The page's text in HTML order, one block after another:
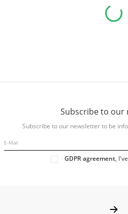
Subscribe to our
Subscribe to our newsletter to be
GDPR agreement,